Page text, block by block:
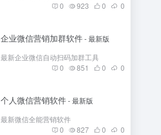
0
923 0 0
企业微信营销加群软件- 最新版
最新企业微信自动扫码加群工具
0
851 0 0
个人微信营销软件- 最新版
最新微信全能营销软件
0
827 0 0